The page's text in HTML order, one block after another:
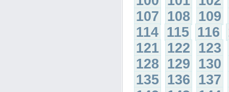
107 108 109
114 115 116
121 122 123
128 129 130
135 136 137